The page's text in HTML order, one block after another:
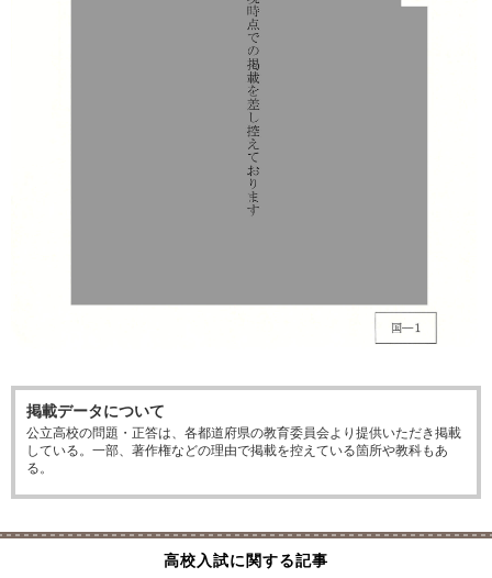
掲載データについて
公立高校の問題・正答は、各都道府県の教育委員会より提供いただき掲載
している。一部、著作権などの理由で掲載を控えている箇所や教科もあ
る。
高校入試に関する記事